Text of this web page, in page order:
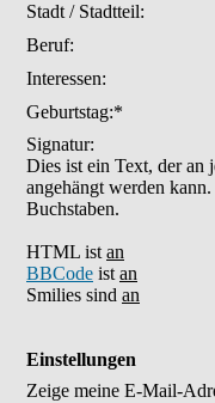
Stadt / Stadtteil:
Beruf:
Interessen:
Geburtstag:*
Signatur:
Dies ist ein Text, der an
angehängt werden
Buchstaben.
HTML ist an
BBCode ist an
Smilies sind an
Einstellungen
Zeige meine E-Mail-